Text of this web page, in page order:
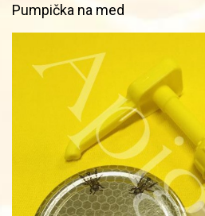
Pumpička na med